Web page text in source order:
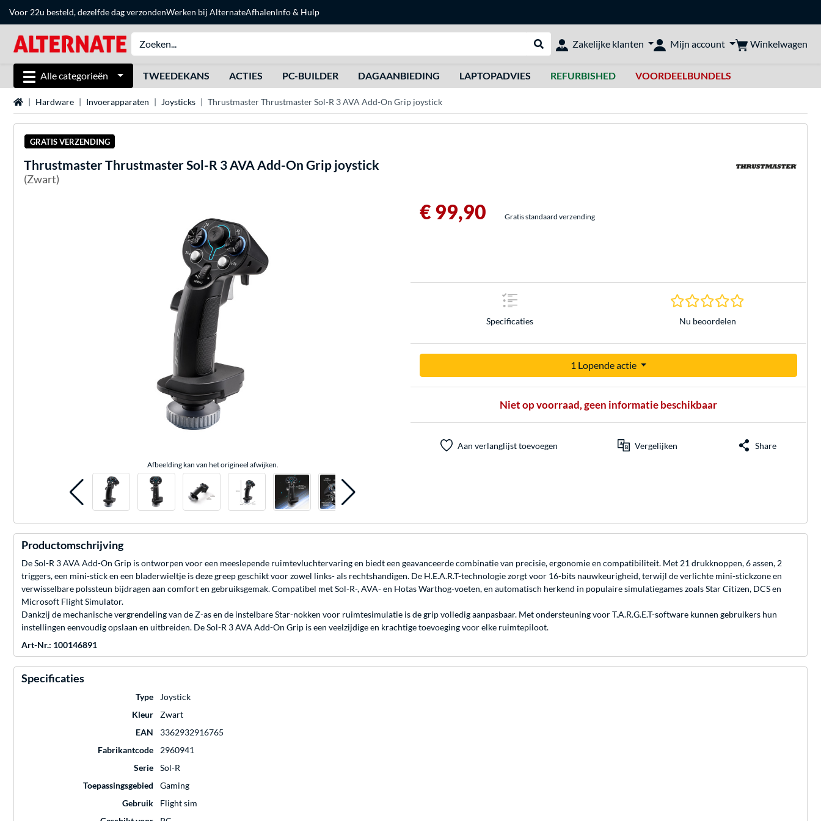
Voor 22u besteld, dezelfde dag verzondenWerken bij AlternateAfhalenInfo & Hulp
Webshop doorzoeken
Zakelijke klanten Mijn account Winkelwagen
Alle categorieën TWEEDEKANS ACTIES PC-BUILDER DAGAANBIEDING LAPTOPADVIES REFURBISHED VOORDEELBUNDELS
Home Hardware Invoerapparaten Joysticks Thrustmaster Thrustmaster Sol-R 3 AVA Add-On Grip joystick
GRATIS VERZENDING
ThrustmasterThrustmaster Sol-R 3 AVA Add-On Grip joystick
(Zwart)
Afbeelding kan van het origineel afwijken.
€ 99,90 Gratis standaard verzending
Specificaties
0.0 sterren
Nu beoordelen
1 Lopende actie
Niet op voorraad, geen informatie beschikbaar
Aan verlanglijst toevoegen Vergelijken Share
Productomschrijving
De Sol-R 3 AVA Add-On Grip is ontworpen voor een meeslepende ruimtevluchtervaring en biedt een geavanceerde combinatie van precisie, ergonomie en compatibiliteit. Met 21 drukknoppen, 6 assen, 2
triggers, een mini-stick en een bladerwieltje is deze greep geschikt voor zowel links- als rechtshandigen. De H.E.A.R.T-technologie zorgt voor 16-bits nauwkeurigheid, terwijl de verlichte mini-stickzone en
verwisselbare polssteun bijdragen aan comfort en gebruiksgemak. Compatibel met Sol-R-, AVA- en Hotas Warthog-voeten, en automatisch herkend in populaire simulatiegames zoals Star Citizen, DCS en
Microsoft Flight Simulator.
Dankzij de mechanische vergrendeling van de Z-as en de instelbare Star-nokken voor ruimtesimulatie is de grip volledig aanpasbaar. Met ondersteuning voor T.A.R.G.E.T-software kunnen gebruikers hun
instellingen eenvoudig opslaan en uitbreiden. De Sol-R 3 AVA Add-On Grip is een veelzijdige en krachtige toevoeging voor elke ruimtepiloot.
Art-Nr.: 100146891
Specificaties
Type
Joystick
Kleur
Zwart
EAN
3362932916765
Fabrikantcode
2960941
Serie
Sol-R
Toepassingsgebied
Gaming
Gebruik
Flight sim